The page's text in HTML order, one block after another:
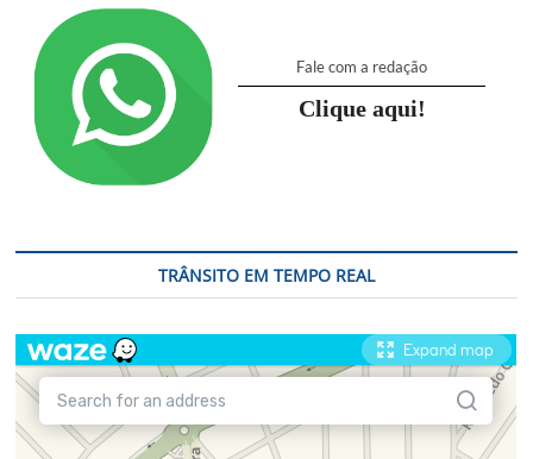
Fale com a redação
Clique aqui!
TRÂNSITO EM TEMPO REAL